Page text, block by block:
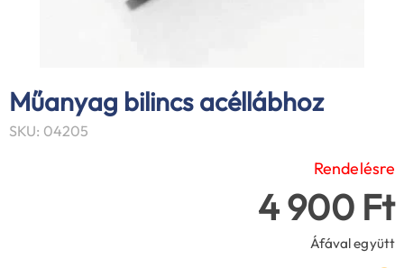
Műanyag bilincs acéllábhoz
SKU: 04205
Rendelésre
4 900 Ft
Áfával együtt